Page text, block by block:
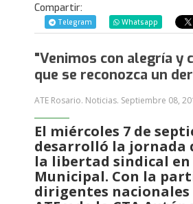
Compartir:
Telegram Whatsapp
"Venimos con alegría y
que se reconozca un
ATE Rosario. Noticias. Septiembre 08,
El miércoles 7 de
desarrolló la jornada
la libertad sindical en
Municipal. Con la
dirigentes nacionales